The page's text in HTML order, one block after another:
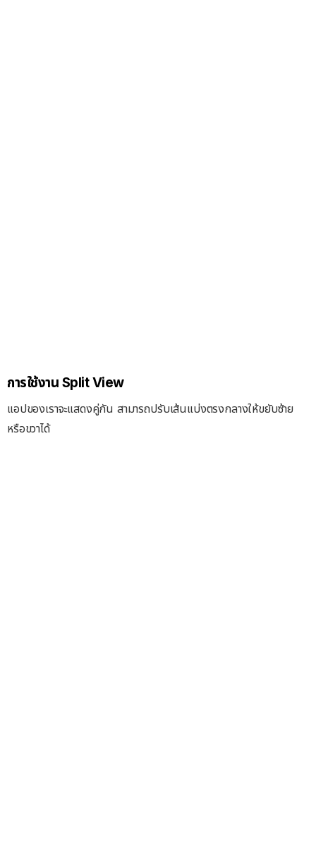
การใช้งาน Split View
แอปของเราจะแสดงคู่กัน สามารถปรับเส้นแบ่งตรงกลางให้ขยับซ้าย
หรือขวาได้